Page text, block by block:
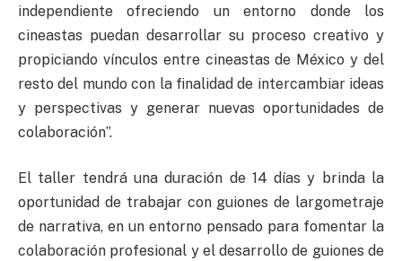
independiente ofreciendo un entorno donde los
cineastas puedan desarrollar su proceso creativo y
propiciando vínculos entre cineastas de México y del
resto del mundo con la finalidad de intercambiar ideas
y perspectivas y generar nuevas oportunidades de
colaboración”.
El taller tendrá una duración de 14 días y brinda la
oportunidad de trabajar con guiones de largometraje
de narrativa, en un entorno pensado para fomentar la
colaboración profesional y el desarrollo de guiones de